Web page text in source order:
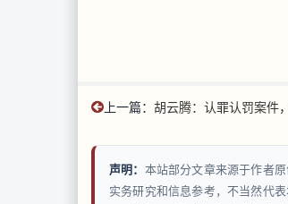
上一篇： 胡云腾：认罪认罚案件，法
声明： 本站部分文章来源于作者
实务研究和信息参考，不当然代